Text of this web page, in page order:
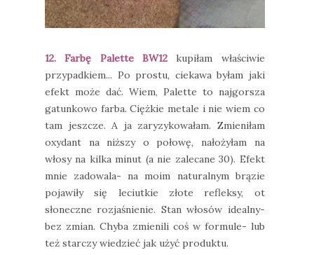
12. Farbę Palette BW12kupiłam właściwie
przypadkiem... Po prostu, ciekawa byłam jaki
efekt może dać. Wiem, Palette to najgorsza
gatunkowo farba. Ciężkie metale i nie wiem co
tam jeszcze. A ja zaryzykowałam. Zmieniłam
oxydant na niższy o połowę, nałożyłam na
włosy na kilka minut (a nie zalecane 30). Efekt
mnie zadowala- na moim naturalnym brązie
pojawiły się leciutkie złote refleksy, ot
słoneczne rozjaśnienie. Stan włosów idealny-
bez zmian. Chyba zmienili coś w formule- lub
też starczy wiedzieć jak użyć produktu.